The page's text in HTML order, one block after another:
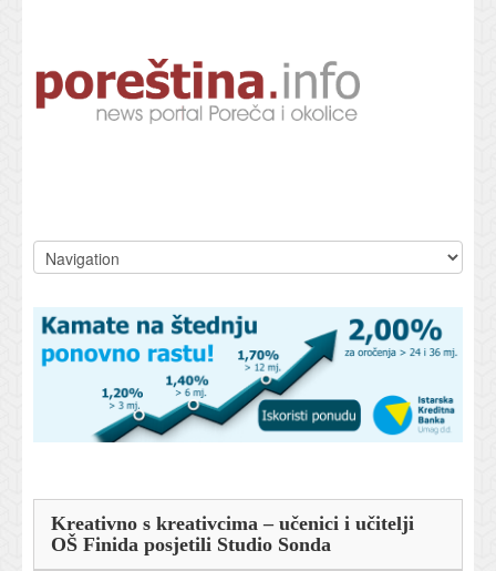
Kreativno s kreativcima – učenici i učitelji
OŠ Finida posjetili Studio Sonda